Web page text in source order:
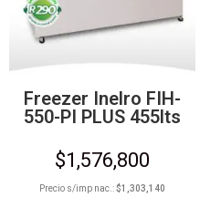
Freezer Inelro FIH-
550-PI PLUS 455lts
$1,576,800
Precio s/imp nac.:$1,303,140